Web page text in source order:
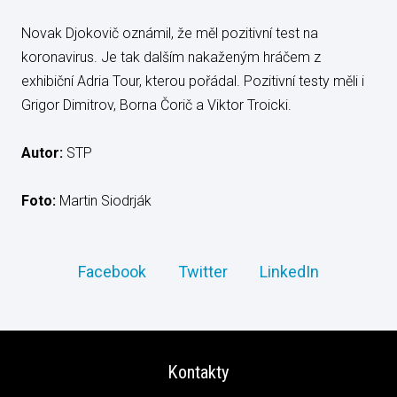
Novak Djokovič oznámil, že měl pozitivní test na
koronavirus. Je tak dalším nakaženým hráčem z
exhibiční Adria Tour, kterou pořádal. Pozitivní testy měli i
Grigor Dimitrov, Borna Čorič a Viktor Troicki.
Autor: STP
Foto: Martin Siodrják
Facebook Twitter LinkedIn
Kontakty